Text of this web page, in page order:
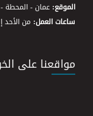
الموقع: عمان - المحطة -
ساعات العمل: من الأحد
مواقعنا على